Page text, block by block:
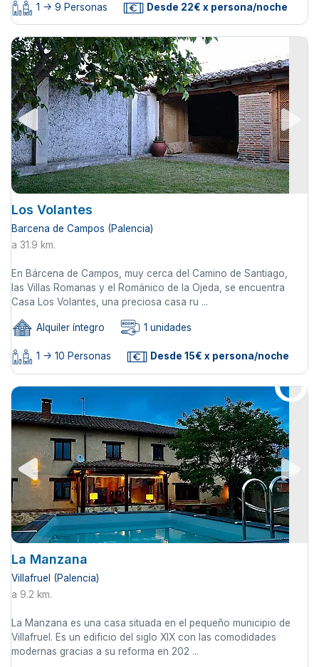
1 -> 9 Personas Desde 22€ x persona/noche
Los Volantes
Barcena de Campos (Palencia)
a 31.9 km.
En Bárcena de Campos, muy cerca del Camino de Santiago,
las Villas Romanas y el Románico de la Ojeda, se encuentra
Casa Los Volantes, una preciosa casa ru ...
Alquiler íntegro 1 unidades
1 -> 10 Personas Desde 15€ x persona/noche
La Manzana
Villafruel (Palencia)
a 9.2 km.
La Manzana es una casa situada en el pequeño municipio de
Villafruel. Es un edificio del siglo XIX con las comodidades
modernas gracias a su reforma en 202 ...